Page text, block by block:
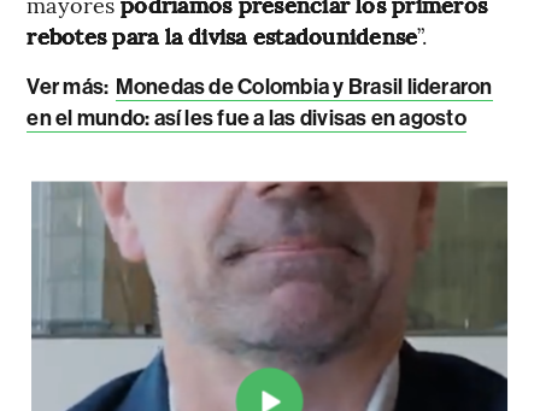
rebotes para la divisa estadounidense”.
Ver más: Monedas de Colombia y Brasil lideraron
en el mundo: así les fue a las divisas en agosto